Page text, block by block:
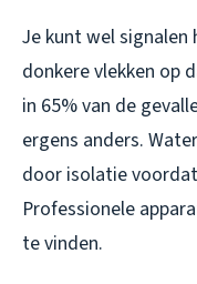
Je kunt wel signalen
donkere vlekken op
in 65% van de
ergens anders.
door isolatie
Professionele
te vinden.